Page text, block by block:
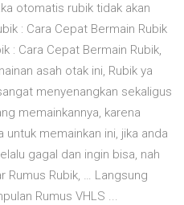
otomatis rubik tidak akan
: Cara Cepat Bermain Rubik
: Cara Cepat Bermain Rubik,
asah otak ini, Rubik ya
menyenangkan sekaligus
memainkannya, karena
memainkan ini, jika anda
gagal dan ingin bisa, nah
Rumus Rubik, … Langsung
Rumus VHLS ...